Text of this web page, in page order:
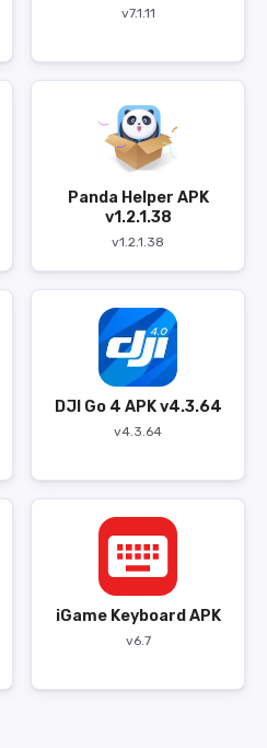
v7.1.11
Panda Helper APK
v1.2.1.38
v1.2.1.38
DJI Go 4 APK v4.3.64
v4.3.64
iGame Keyboard APK
v6.7